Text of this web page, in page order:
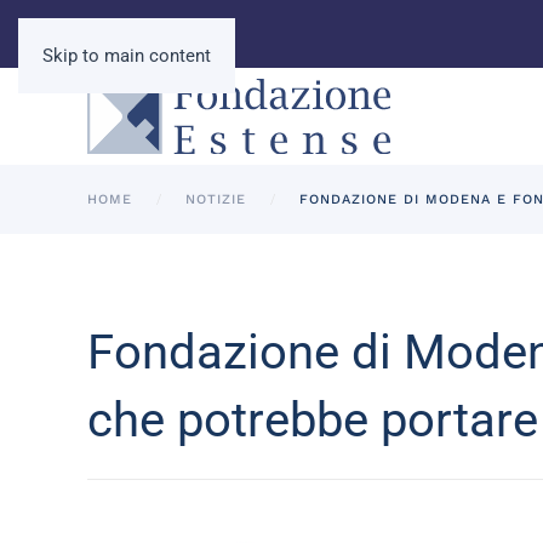
Skip to main content
HOME NOTIZIE FONDAZIONE DI MODENA E
Fondazione di
che potrebbe